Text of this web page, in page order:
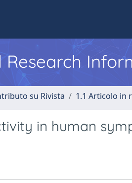
Research
su Rivista 1.1 Articolo in
in human